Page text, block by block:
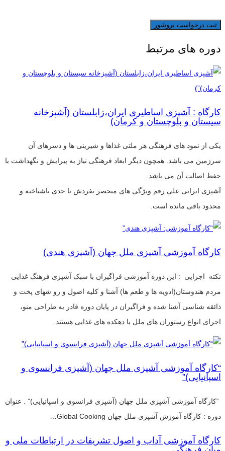
دوره های مرتبط
کارگاه : آشپزی اساطیری ایران،زابلستان (آشپزخانه
سیستان و بلوچستان و کرمان)
یکی از نمود های فرهنگی هر ملتی غذاها و شیرینی ها و دسرهای آن
سرزمین می باشد. همچون دیگر ابعاد فرهنگی نیاز به پیرایش و نگهداشت با
حفظ اصالت آن می باشد.
آشپزی ایرانی علی رقم ویژگی های منحصر بفردش تا حدی ناشناخته و
محدود باقی مانده است.
کارگاه آموزشی آشپزی ملل جهان (آشپزی هندی)
نکته اجرایی : این دوره آموزشی فراگیران با سبک آشپزی فرهنگ غذایی
مردم هندوستان(ادویه ها و طعم ها) آشنا و کلیه اصول و رو شهای پخت و
ذائقه شناسی آشنا شده و فراگیران در پایان دوره قادر به طراحی منو،
اجرای انواع رستوران های ملل یا دهکده های غذایی هستند.
“کارگاه آموزشی آشپزی ملل جهان (آشپزی فرانسوی و
اسپانیایی)”
“کارگاه آموزشی آشپزی ملل جهان (آشپزی فرانسوی و اسپانیایی)” . عنوان
دوره : کارگاه آموزش آشپزی ملل جهان Global Cooking…
کارگاه آموزشی آداب و اصول تشریفات در ارتباطات ملی و